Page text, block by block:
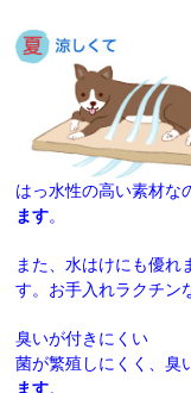
はっ水性の高い素材な
ます。
また、水はけにも優れ
す。お手入れラクチン
臭いが付きにくい
菌が繁殖しにくく、臭
ます。